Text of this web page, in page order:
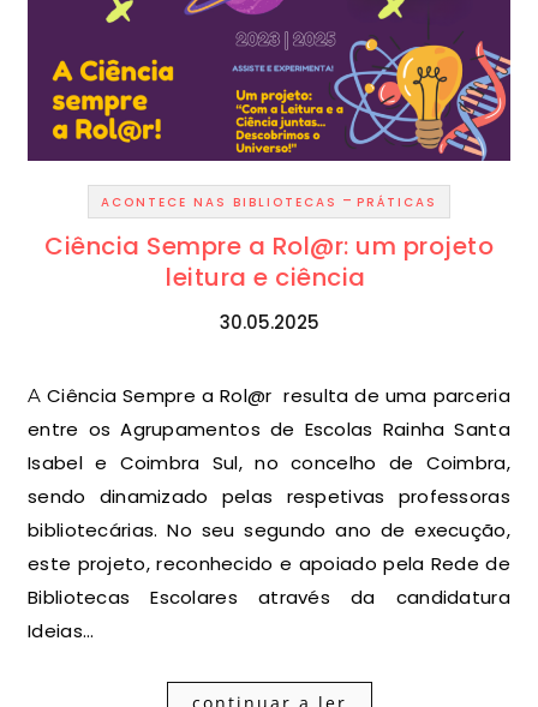
ACONTECE NAS BIBLIOTECAS - PRÁTICAS
Ciência Sempre a Rol@r: um projeto
leitura e ciência
30.05.2025
A Ciência Sempre a Rol@r resulta de uma parceria
entre os Agrupamentos de Escolas Rainha Santa
Isabel e Coimbra Sul, no concelho de Coimbra,
sendo dinamizado pelas respetivas professoras
bibliotecárias. No seu segundo ano de execução,
este projeto, reconhecido e apoiado pela Rede de
Bibliotecas Escolares através da candidatura
Ideias…